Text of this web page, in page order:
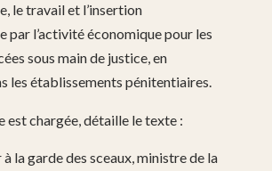
le travail et l’insertion
par l’activité économique pour les
sous main de justice, en
les établissements pénitentiaires.
est chargée, détaille le texte :
la garde des sceaux, ministre de la